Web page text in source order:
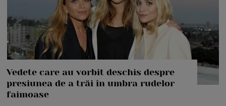
Vedete care au vorbit deschis despre
presiunea de a trăi în umbra rudelor
faimoase